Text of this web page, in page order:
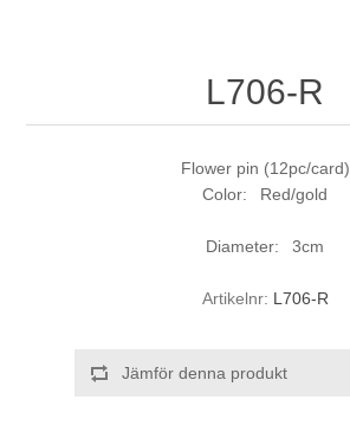
L706-R
Flower pin (12pc/card)
Color: Red/gold
Diameter: 3cm
Artikelnr: L706-R
Jämför denna produkt